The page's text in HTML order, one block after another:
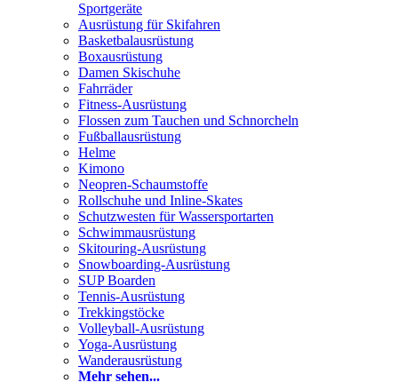
Sportgeräte
Ausrüstung für Skifahren
Basketbalausrüstung
Boxausrüstung
Damen Skischuhe
Fahrräder
Fitness-Ausrüstung
Flossen zum Tauchen und Schnorcheln
Fußballausrüstung
Helme
Kimono
Neopren-Schaumstoffe
Rollschuhe und Inline-Skates
Schutzwesten für Wassersportarten
Schwimmausrüstung
Skitouring-Ausrüstung
Snowboarding-Ausrüstung
SUP Boarden
Tennis-Ausrüstung
Trekkingstöcke
Volleyball-Ausrüstung
Yoga-Ausrüstung
Wanderausrüstung
Mehr sehen...